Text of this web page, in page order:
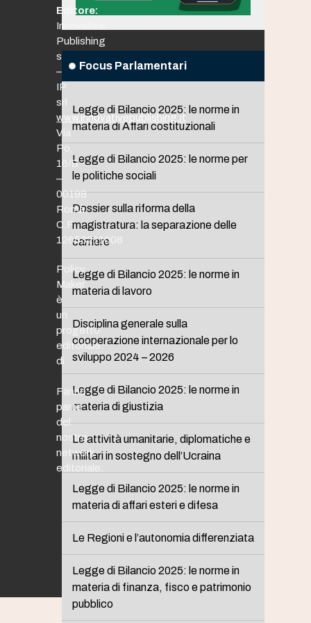
Focus Parlamentari
Legge di Bilancio 2025: le norme in
materia di Affari costituzionali
Legge di Bilancio 2025: le norme per
le politiche sociali
Dossier sulla riforma della
magistratura: la separazione delle
carriere
Legge di Bilancio 2025: le norme in
materia di lavoro
Disciplina generale sulla
cooperazione internazionale per lo
sviluppo 2024 – 2026
Legge di Bilancio 2025: le norme in
materia di giustizia
Le attività umanitarie, diplomatiche e
militari in sostegno dell’Ucraina
Legge di Bilancio 2025: le norme in
materia di affari esteri e difesa
Le Regioni e l’autonomia differenziata
Legge di Bilancio 2025: le norme in
materia di finanza, fisco e patrimonio
pubblico
Editore:
Innovative
Publishing
srl
–
IP
srl
www.innovativepublishing.it
Via
Po,
16/B
–
00198
Roma
C.F.
12653211008
Policy
Maker
è
un
progetto
editoriale
di
Fanno
parte
del
nostro
network
editoriale: